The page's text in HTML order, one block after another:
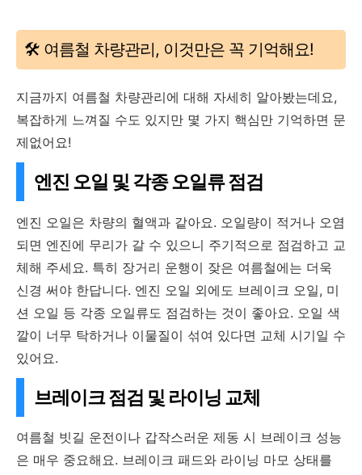
🛠️ 여름철 차량관리, 이것만은 꼭 기억해요!
지금까지 여름철 차량관리에 대해 자세히 알아봤는데요,
복잡하게 느껴질 수도 있지만 몇 가지 핵심만 기억하면 문
제없어요!
엔진 오일 및 각종 오일류 점검
엔진 오일은 차량의 혈액과 같아요. 오일량이 적거나 오염
되면 엔진에 무리가 갈 수 있으니 주기적으로 점검하고 교
체해 주세요. 특히 장거리 운행이 잦은 여름철에는 더욱
신경 써야 한답니다. 엔진 오일 외에도 브레이크 오일, 미
션 오일 등 각종 오일류도 점검하는 것이 좋아요. 오일 색
깔이 너무 탁하거나 이물질이 섞여 있다면 교체 시기일 수
있어요.
브레이크 점검 및 라이닝 교체
여름철 빗길 운전이나 갑작스러운 제동 시 브레이크 성능
은 매우 중요해요. 브레이크 패드와 라이닝 마모 상태를